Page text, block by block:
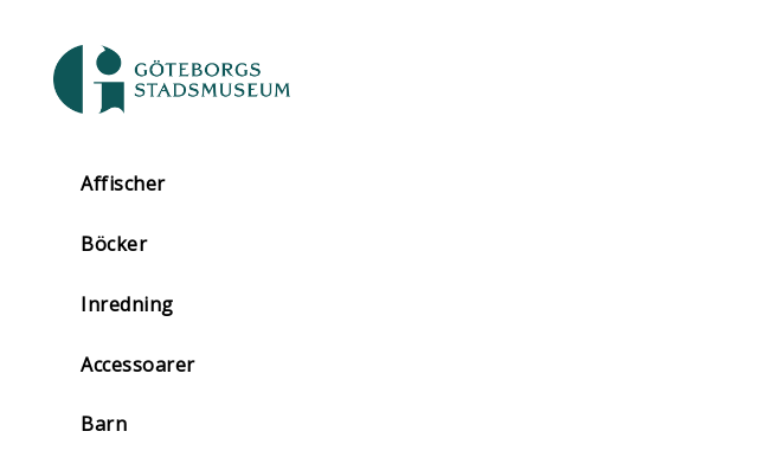
Affischer
Böcker
Inredning
Accessoarer
Barn